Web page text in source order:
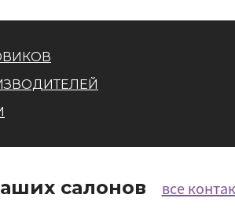
салонов все